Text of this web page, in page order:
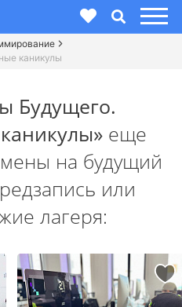
каникулы
Будущего.
еще
на будущий
или
лагеря: